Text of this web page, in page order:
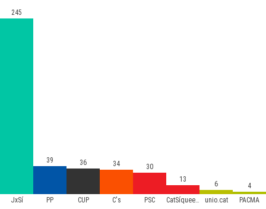
JxSí PP CUP C's PSC CatSíqueesPot unio.cat PACMA
245
39 36 34
30
13
6 4